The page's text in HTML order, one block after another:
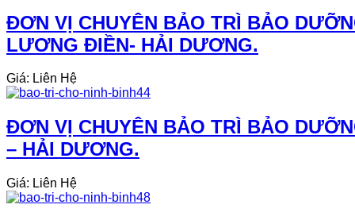
ĐƠN VỊ CHUYÊN BẢO TRÌ BẢO
LƯƠNG ĐIỀN- HẢI DƯƠNG.
Giá: Liên Hệ
ĐƠN VỊ CHUYÊN BẢO TRÌ BẢO
– HẢI DƯƠNG.
Giá: Liên Hệ